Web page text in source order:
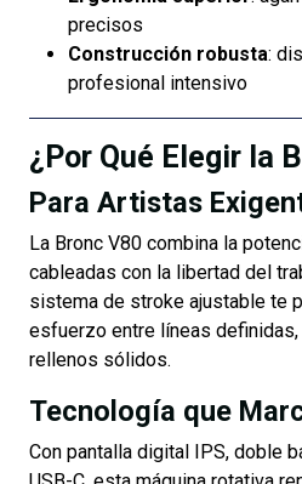
precisos
Construcción robusta:
profesional intensivo
¿Por Qué Elegir la
Para Artistas
La Bronc V80 combina la
cableadas con la libertad del
sistema de stroke ajustable te
esfuerzo entre líneas
rellenos sólidos.
Tecnología que
Con pantalla digital IPS, doble